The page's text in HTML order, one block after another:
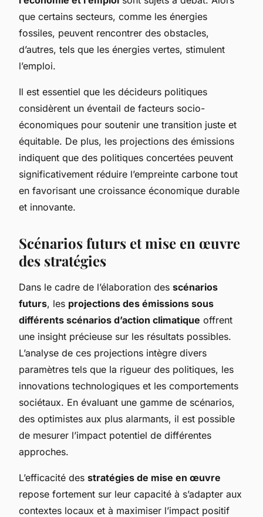
que certains secteurs, comme les énergies
fossiles, peuvent rencontrer des obstacles,
d’autres, tels que les énergies vertes, stimulent
l’emploi.
Il est essentiel que les décideurs politiques
considèrent un éventail de facteurs socio-
économiques pour soutenir une transition juste et
équitable. De plus, les projections des émissions
indiquent que des politiques concertées peuvent
significativement réduire l’empreinte carbone tout
en favorisant une croissance économique durable
et innovante.
Scénarios futurs et mise en œuvre
des stratégies
Dans le cadre de l’élaboration des scénarios
futurs, les projections des émissions sous
différents scénarios d’action climatique offrent
une insight précieuse sur les résultats possibles.
L’analyse de ces projections intègre divers
paramètres tels que la rigueur des politiques, les
innovations technologiques et les comportements
sociétaux. En évaluant une gamme de scénarios,
des optimistes aux plus alarmants, il est possible
de mesurer l’impact potentiel de différentes
approches.
L’efficacité des stratégies de mise en œuvre
repose fortement sur leur capacité à s’adapter aux
contextes locaux et à maximiser l’impact positif